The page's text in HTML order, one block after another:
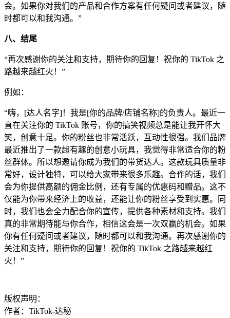
会。如果你对我们的产品和合作方案有任何疑问或者建议，随
时都可以和我沟通。”
八、结尾
“再次感谢你的关注和支持，期待你的回复！祝你的 TikTok 之
路越来越红火！”
例如：
“嗨，[达人名字]！我是[你的品牌/店铺名称]的负责人。最近一
直在关注你的 TikTok 账号，你的搞笑视频总是能让我开怀大
笑，创意十足。你的粉丝也非常活跃，互动性很强。我们品牌
最近推出了一款超有趣的创意小玩具，我觉得非常适合你的粉
丝群体。所以想邀请你成为我们的带货达人。这款玩具质量非
常好，设计独特，可以给大家带来很多乐趣。合作的话，我们
会为你提供高额的佣金比例，还有专属的优惠码和赠品。这不
仅能为你带来经济上的收益，还能让你的粉丝享受到实惠。同
时，我们也会全力配合你的宣传，提供各种素材和支持。我们
真的非常期待能与你合作，相信这会是一次双赢的机会。如果
你有任何疑问或者建议，随时都可以和我沟通。再次感谢你的
关注和支持，期待你的回复！祝你的 TikTok 之路越来越红
火！”
版权声明：
作者：TikTok-达秘